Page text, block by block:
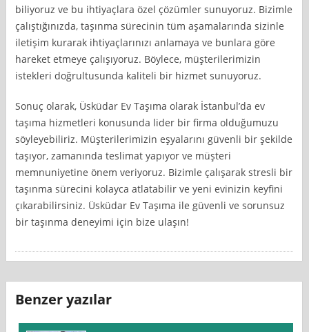
biliyoruz ve bu ihtiyaçlara özel çözümler sunuyoruz. Bizimle
çalıştığınızda, taşınma sürecinin tüm aşamalarında sizinle
iletişim kurarak ihtiyaçlarınızı anlamaya ve bunlara göre
hareket etmeye çalışıyoruz. Böylece, müşterilerimizin
istekleri doğrultusunda kaliteli bir hizmet sunuyoruz.
Sonuç olarak, Üsküdar Ev Taşıma olarak İstanbul’da ev
taşıma hizmetleri konusunda lider bir firma olduğumuzu
söyleyebiliriz. Müşterilerimizin eşyalarını güvenli bir şekilde
taşıyor, zamanında teslimat yapıyor ve müşteri
memnuniyetine önem veriyoruz. Bizimle çalışarak stresli bir
taşınma sürecini kolayca atlatabilir ve yeni evinizin keyfini
çıkarabilirsiniz. Üsküdar Ev Taşıma ile güvenli ve sorunsuz
bir taşınma deneyimi için bize ulaşın!
Benzer yazılar